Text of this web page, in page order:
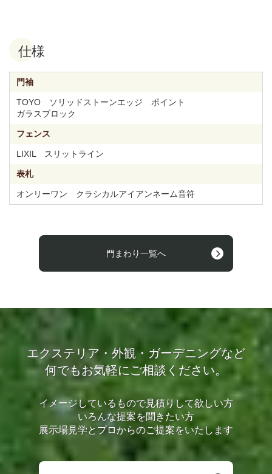
仕様
門袖
TOYO ソリッドストーンエッジ ポイント
ガラスブロック
フェンス
LIXIL スリットライン
表札
オンリーワン クラシカルアイアンネーム音符
門まわり一覧へ
エクステリア・外観・ガーデニングなど
何でもお気軽にご相談ください。
イメージしているもので見積りして欲しい方
いろんな提案を聞きたい方
展示場見学とプロからのご提案をいたします